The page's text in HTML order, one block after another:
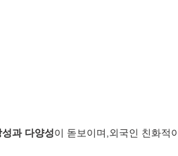
과 다양성이 돋보이며,외국인 친화적